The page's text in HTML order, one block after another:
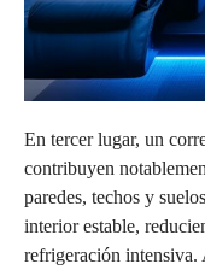
En tercer lugar, un
contribuyen
paredes, techos y
interior estable,
refrigeración intensiva.